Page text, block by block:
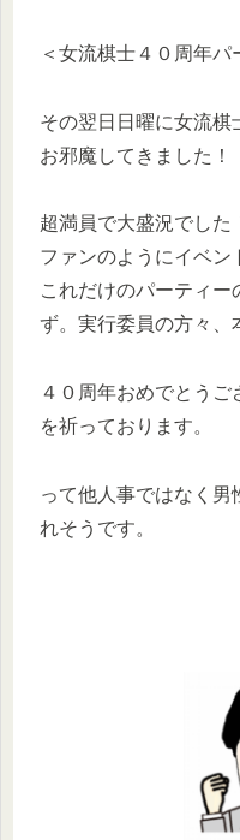
＜女流棋士４０周年パ
その翌日日曜に女流棋
お邪魔してきました！
超満員で大盛況でした
ファンのようにイベン
これだけのパーティ
ず。実行委員の方々、
４０周年おめでとう
を祈っております。
って他人事ではなく
れそうです。